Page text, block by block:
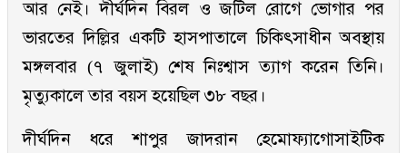
আর নেই। দীর্ঘদিন বিরল ও জটিল রোগে ভোগার পর
ভারতের দিল্লির একটি হাসপাতালে চিকিৎসাধীন অবস্থায়
মঙ্গলবার (৭ জুলাই) শেষ নিঃশ্বাস ত্যাগ করেন তিনি।
মৃত্যুকালে তার বয়স হয়েছিল ৩৮ বছর।
দীর্ঘদিন ধরে শাপুর জাদরান হেমোফ্যাগোসাইটিক